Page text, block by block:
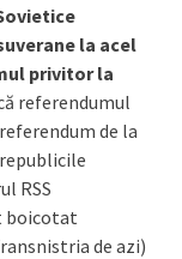
la acel
privitor la
referendumul
de la
RSS
boicotat
de azi)